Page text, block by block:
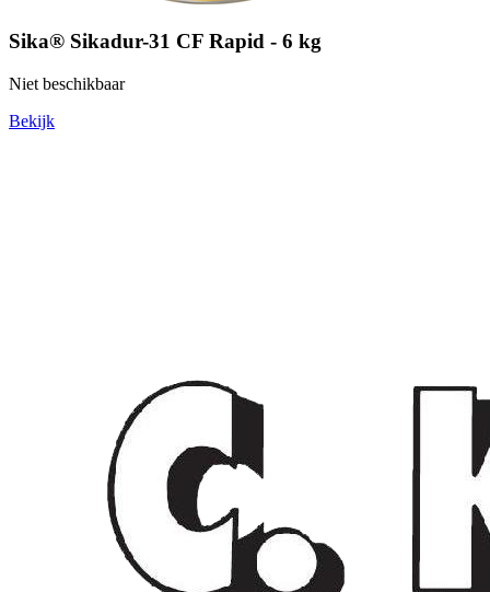
Sika® Sikadur-31 CF Rapid - 6 kg
Niet beschikbaar
Bekijk